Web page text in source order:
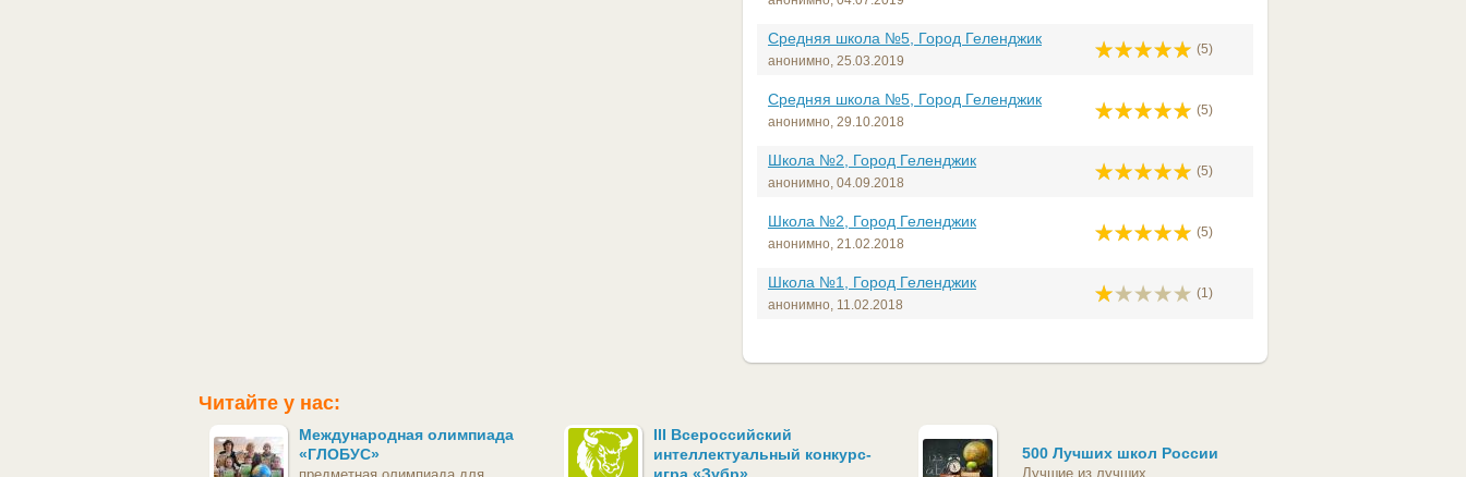
Средняя школа №5, Город Геленджик
анонимно, 25.03.2019
(5)
Средняя школа №5, Город Геленджик
анонимно, 29.10.2018
(5)
Школа №2, Город Геленджик
анонимно, 04.09.2018
(5)
Школа №2, Город Геленджик
анонимно, 21.02.2018
(5)
Школа №1, Город Геленджик
анонимно, 11.02.2018
(1)
Читайте у нас:
Международная олимпиада
«ГЛОБУС»
III Всероссийский
интеллектуальный конкурс-
500 Лучших школ России
Лучшие из лучших